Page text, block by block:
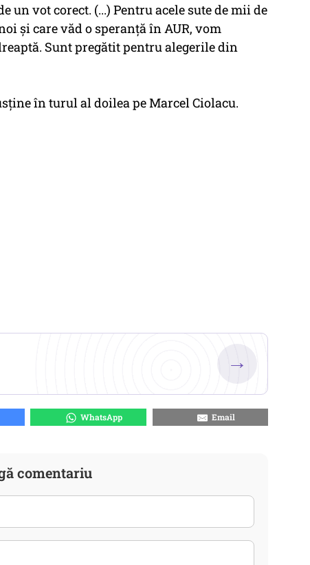
un vot corect. (...) Pentru acele sute de mii de
şi care văd o speranţă în AUR, vom
Sunt pregătit pentru alegerile din
în turul al doilea pe Marcel Ciolacu.
→
WhatsApp Email
comentariu